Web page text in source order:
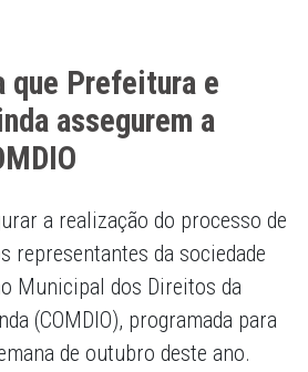
que Prefeitura e
assegurem a
a realização do processo de
representantes da sociedade
Municipal dos Direitos da
(COMDIO), programada para
de outubro deste ano.